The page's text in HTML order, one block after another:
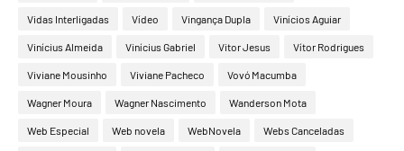
Vidas Interligadas Vídeo Vingança Dupla Vinícios Aguiar
Vinícius Almeida Vinícius Gabriel Vitor Jesus Vítor Rodrigues
Viviane Mousinho Viviane Pacheco Vovó Macumba
Wagner Moura Wagner Nascimento Wanderson Mota
Web Especial Web novela WebNovela Webs Canceladas